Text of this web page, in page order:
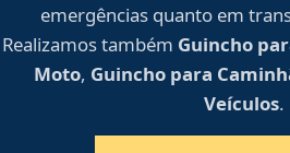
emergências quanto em
Realizamos também Guincho
Moto, Guincho para
Veículos.